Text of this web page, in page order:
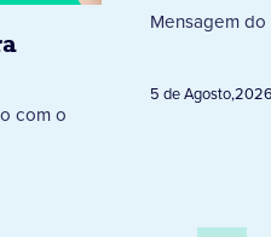
com o
Mensagem do
5 de Agosto,